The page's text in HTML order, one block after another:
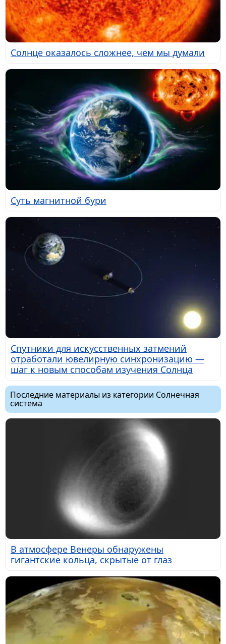
Солнце оказалось сложнее, чем мы думали
Суть магнитной бури
Спутники для искусственных затмений
отработали ювелирную синхронизацию —
шаг к новым способам изучения Солнца
Последние материалы из категории Солнечная
система
В атмосфере Венеры обнаружены
гигантские кольца, скрытые от глаз